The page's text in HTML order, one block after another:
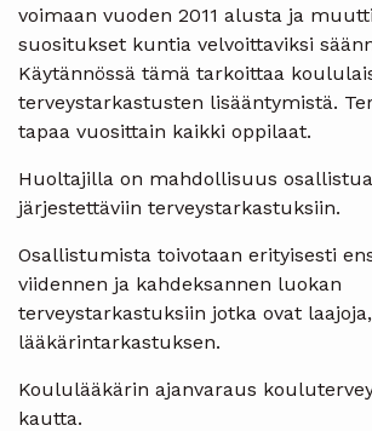
voimaan vuoden 2011 alusta ja
suositukset kuntia velvoittaviksi
Käytännössä tämä tarkoittaa
terveystarkastusten lisääntymistä.
tapaa vuosittain kaikki oppilaat.
Huoltajilla on mahdollisuus
järjestettäviin terveystarkastuksiin.
Osallistumista toivotaan erityisesti
viidennen ja kahdeksannen luokan
terveystarkastuksiin jotka ovat
lääkärintarkastuksen.
Koululääkärin ajanvaraus
kautta.